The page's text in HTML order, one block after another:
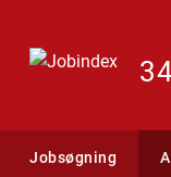
Jobsøgning